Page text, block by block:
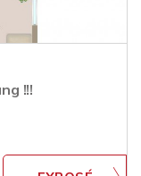
!!!